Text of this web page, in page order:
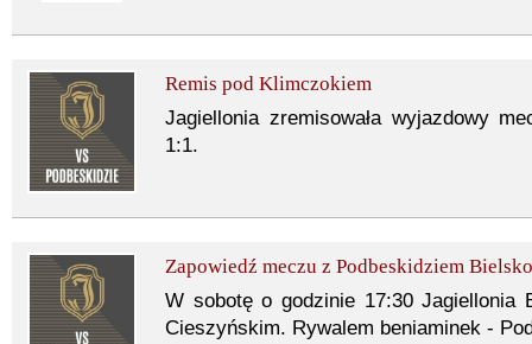
Remis pod Klimczokiem
Jagiellonia zremisowała wyjazdowy
1:1.
Zapowiedź meczu z Podbeskidziem
W sobotę o godzinie 17:30 Jagiellonia
Cieszyńskim. Rywalem beniaminek -